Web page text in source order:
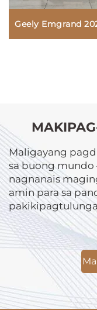
Geely Emgrand
Maligayang
sa buong
nagnanais
amin para sa